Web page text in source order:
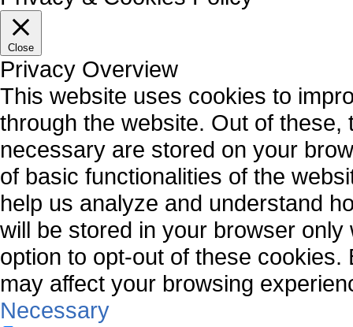
Close
Privacy Overview
This website uses cookies to
through the website. Out of
necessary are stored on your
of basic functionalities of the
help us analyze and understand
will be stored in your browser
option to opt-out of these
may affect your browsing
Necessary